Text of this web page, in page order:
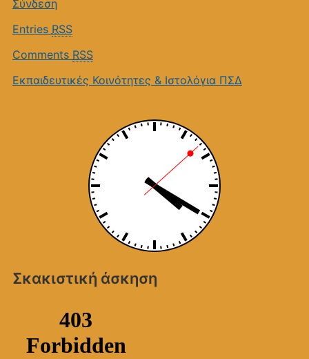
Σύνδεση
Entries RSS
Comments RSS
Εκπαιδευτικές Κοινότητες & Ιστολόγια ΠΣΔ
Σκακιστική άσκηση